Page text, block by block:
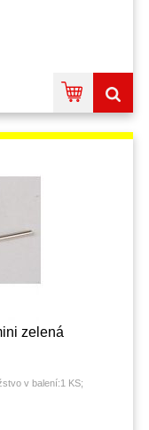
zelená
v balení:1 KS;